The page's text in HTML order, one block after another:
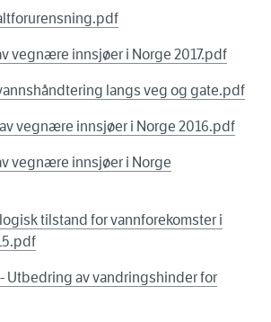
vegnære innsjøer i Norge 2017.pdf
langs veg og gate.pdf
vegnære innsjøer i Norge 2016.pdf
vegnære innsjøer i Norge
tilstand for vannforekomster i
Utbedring av vandringshinder for